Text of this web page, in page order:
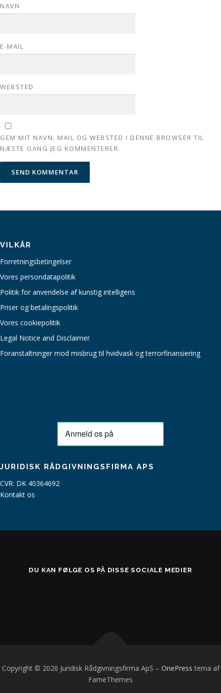
NAVN
E-MAIL
WEBSTED
GEM MIT NAVN, MAIL OG WEBSTED I DENNE BROWSER TIL
NÆSTE GANG JEG KOMMENTERER.
VILKÅR
Forretningsbetingelser
Vores persondatapolitik
Politik for anvendelse af kunstig intelligens
Priser og betalingspolitik
Vores cookiepolitik
Legal Notice and Disclaimer
Foranstaltninger mod misbrug til hvidvask og terrorfinansiering
JURIDISK RÅDGIVNINGSFIRMA APS
CVR: DK 40364692
Kontakt os
DU KAN FØLGE OS PÅ DISSE SOCIALE MEDIER
Copyright © 2026 Juridisk Rådgivningsfirma ApS – OnePress tema af
FameThemes